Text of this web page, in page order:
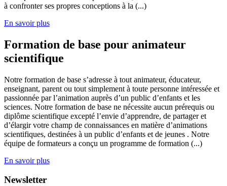
à confronter ses propres conceptions à la (...)
En savoir plus
Formation de base pour animateur
scientifique
Notre formation de base s’adresse à tout animateur, éducateur,
enseignant, parent ou tout simplement à toute personne intéressée et
passionnée par l’animation auprès d’un public d’enfants et les
sciences. Notre formation de base ne nécessite aucun prérequis ou
diplôme scientifique excepté l’envie d’apprendre, de partager et
d’élargir votre champ de connaissances en matière d’animations
scientifiques, destinées à un public d’enfants et de jeunes . Notre
équipe de formateurs a conçu un programme de formation (...)
En savoir plus
Newsletter